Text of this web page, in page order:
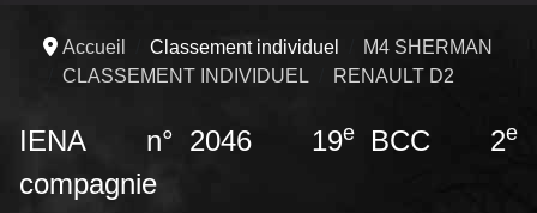
Accueil Classement individuel
M4 SHERMAN
CLASSEMENT INDIVIDUEL
RENAULT D2
IENA n° 2046 19e BCC 2e
compagnie